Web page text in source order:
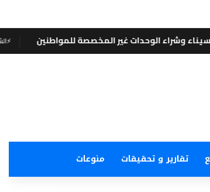
غير المخصصة للمواطنين ⚡الشروق نيوز
تقارير و تحقيقات منوعات